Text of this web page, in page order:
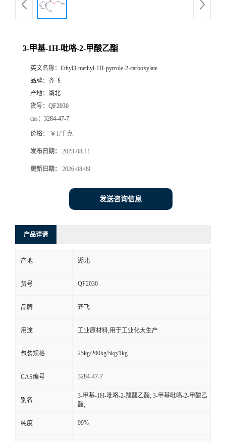
联
系
3-甲基-1H-吡咯-2-甲酸乙酯
英文名称： Ethyl3-methyl-1H-pyrrole-2-carboxylate
品牌： 齐飞
产地： 湖北
货号： QF2030
cas： 3284-47-7
价格： ￥1/千克
发布日期： 2023-08-11
更新日期： 2026-08-09
发送咨询信息
产品详请
产地 湖北
货号 QF2030
品牌 齐飞
用途 工业原材料,用于工业化大生产
包装规格 25kg/200kg/5kg/1kg
CAS编号 3284-47-7
别名
3-甲基-1H-吡咯-2-羧酸乙酯; 3-甲基吡咯-2-甲酸乙
酯;
纯度 99%